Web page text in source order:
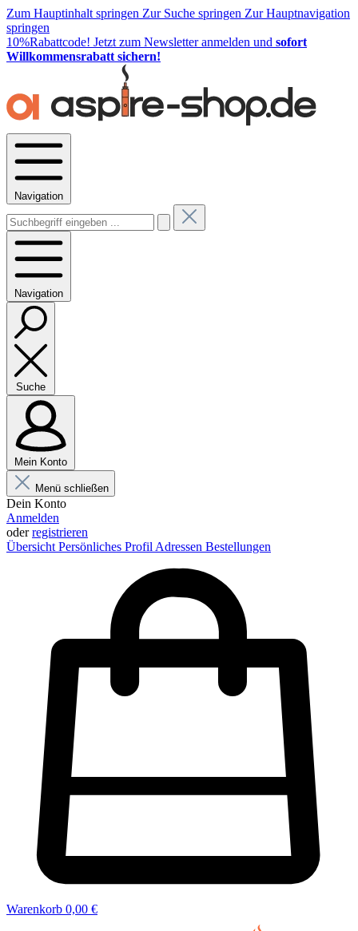
Zum Hauptinhalt springen Zur Suche springen Zur Hauptnavigation
springen
10%Rabattcode! Jetzt zum Newsletter anmelden und sofort
Willkommensrabatt sichern!
Navigation
Navigation
Suche
Mein Konto
Menü schließen
Dein Konto
Anmelden
oderregistrieren
Übersicht Persönliches Profil Adressen Bestellungen
Warenkorb 0,00 €